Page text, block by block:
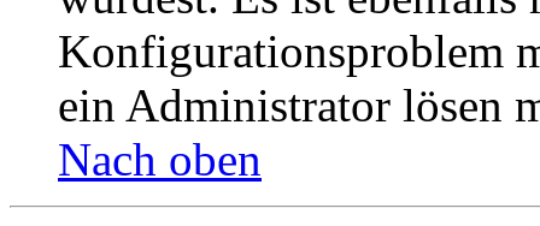
Konfigurationsproblem
ein Administrator lösen
Nach oben